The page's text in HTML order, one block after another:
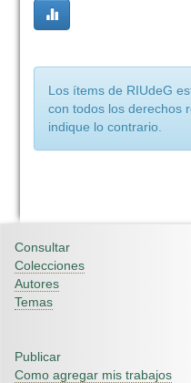
Los ítems de RIUdeG
con todos los derechos
indique lo contrario.
Consultar
Colecciones
Autores
Temas
Publicar
Como agregar mis trabajos